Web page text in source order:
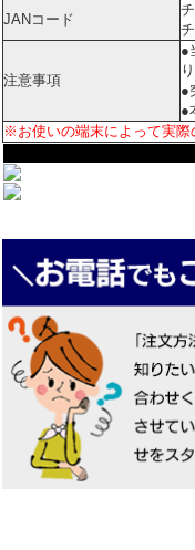
JANコード
注意事項
●
●
●
※お使いの端末によって実際